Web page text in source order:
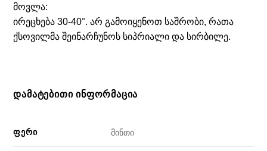
მოვლა:
ირეცხება 30-40°. არ გამოიყენოთ საშრობი, რათა
ქსოვილმა შეინარჩუნოს სიპრიალი და სირბილე.
ᲓᲐᲛᲐᲢᲔᲑᲘᲗᲘ ᲘᲜᲤᲝᲠᲛᲐᲪᲘᲐ
ᲤᲔᲠᲘ მინთი